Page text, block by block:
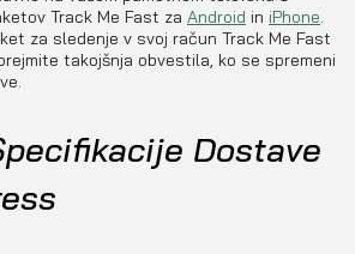
Track Me Fast za Android in iPhone.
za sledenje v svoj račun Track Me Fast
takojšnja obvestila, ko se spremeni
Dostave